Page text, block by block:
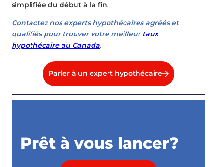
simplifiée du début à la fin.
Contactez nos experts hypothécaires agréés et
qualifiés pour trouver votre meilleurtaux
hypothécaire au Canada.
Parler à un expert hypothécaire
Prêt à vous lancer?